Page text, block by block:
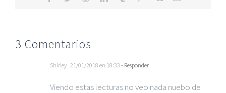
3 Comentarios
Shirley 21/01/2018 en 18:33 - Responder
Viendo estas lecturas no veo nada nuebo de